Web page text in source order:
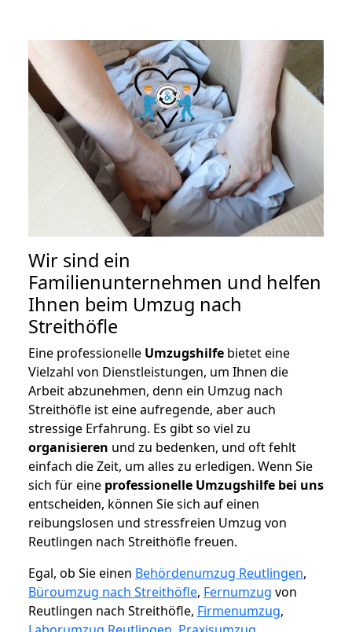
Wir sind ein
Familienunternehmen und helfen
Ihnen beim Umzug nach
Streithöfle
Eine professionelle Umzugshilfe bietet eine
Vielzahl von Dienstleistungen, um Ihnen die
Arbeit abzunehmen, denn ein Umzug nach
Streithöfle ist eine aufregende, aber auch
stressige Erfahrung. Es gibt so viel zu
organisieren und zu bedenken, und oft fehlt
einfach die Zeit, um alles zu erledigen. Wenn Sie
sich für eine professionelle Umzugshilfe bei uns
entscheiden, können Sie sich auf einen
reibungslosen und stressfreien Umzug von
Reutlingen nach Streithöfle freuen.
Egal, ob Sie einen Behördenumzug Reutlingen,
Büroumzug nach Streithöfle, Fernumzug von
Reutlingen nach Streithöfle, Firmenumzug,